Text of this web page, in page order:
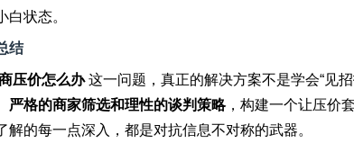
白状态。
结
压价怎么办这一问题，真正的解决方案不是学会“见
严格的商家筛选和理性的谈判策略，构建一个让压价
解的每一点深入，都是对抗信息不对称的武器。